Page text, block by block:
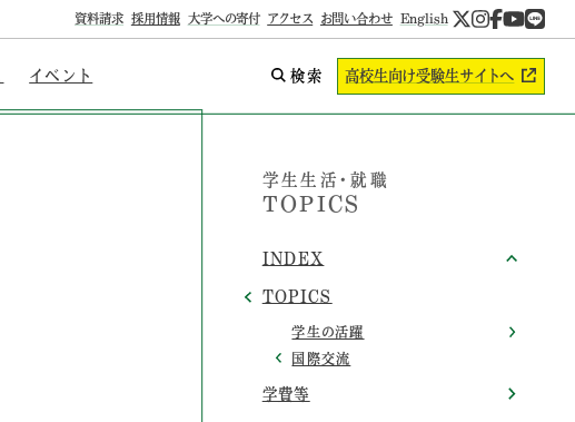
資料請求 採用情報 大学への寄付 アクセス お問い合わせ English
イベント 検索 高校生向け受験生サイトへ
学生生活・就職
TOPICS
INDEX
TOPICS
学生の活躍
国際交流
学費等